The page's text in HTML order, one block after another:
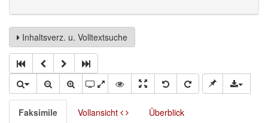
Inhaltsverz. u. Volltextsuche
Faksimile Vollansicht Überblick